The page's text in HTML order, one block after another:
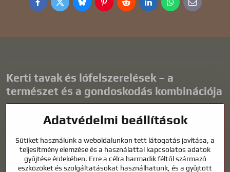
FacebookTwitterBlueskyPinterestRedditLinkedInWhatsApp
E-
mail
Kerti tavak és lófelszerelések – a
természet és a gondoskodás kombinációja
harmonikus környezetet teremtenek a kikapcsolódáshoz és a vízi
karbantartás kulcsfontosságú a tiszta vízhez és az egészséges
tóhoz egész évben. Ugyanilyen fontos az életünk részét képező
állatok gondozása is.
Adatvédelmi beállítások
Sütiket használunk a weboldalunkon tett látogatás javítása, a
teljesítmény elemzése és a használattal kapcsolatos adatok
gyűjtése érdekében. Erre a célra harmadik féltől származó
eszközöket és szolgáltatásokat használhatunk, és a gyűjtött